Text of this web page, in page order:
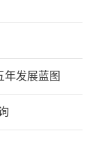
年发展蓝图